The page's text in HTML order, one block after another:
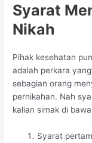
Syarat
Nikah
Pihak kesehatan
adalah perkara
sebagian orang
pernikahan. Nah
kalian simak di
Syarat